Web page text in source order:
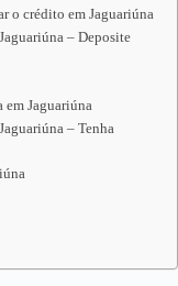
o crédito em Jaguariúna
– Deposite
em Jaguariúna
– Tenha